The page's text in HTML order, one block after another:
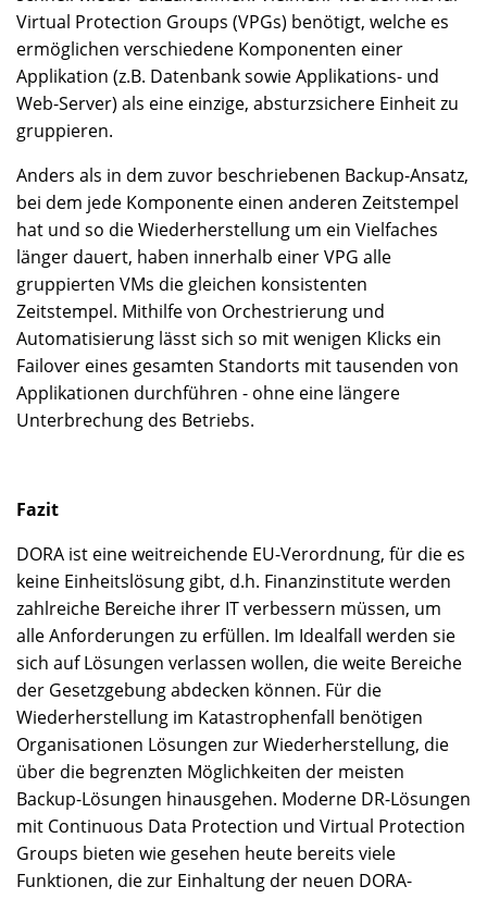
Virtual Protection Groups (VPGs) benötigt, welche es
ermöglichen verschiedene Komponenten einer
Applikation (z.B. Datenbank sowie Applikations- und
Web-Server) als eine einzige, absturzsichere Einheit zu
gruppieren.
Anders als in dem zuvor beschriebenen Backup-Ansatz,
bei dem jede Komponente einen anderen Zeitstempel
hat und so die Wiederherstellung um ein Vielfaches
länger dauert, haben innerhalb einer VPG alle
gruppierten VMs die gleichen konsistenten
Zeitstempel. Mithilfe von Orchestrierung und
Automatisierung lässt sich so mit wenigen Klicks ein
Failover eines gesamten Standorts mit tausenden von
Applikationen durchführen - ohne eine längere
Unterbrechung des Betriebs.
Fazit
DORA ist eine weitreichende EU-Verordnung, für die es
keine Einheitslösung gibt, d.h. Finanzinstitute werden
zahlreiche Bereiche ihrer IT verbessern müssen, um
alle Anforderungen zu erfüllen. Im Idealfall werden sie
sich auf Lösungen verlassen wollen, die weite Bereiche
der Gesetzgebung abdecken können. Für die
Wiederherstellung im Katastrophenfall benötigen
Organisationen Lösungen zur Wiederherstellung, die
über die begrenzten Möglichkeiten der meisten
Backup-Lösungen hinausgehen. Moderne DR-Lösungen
mit Continuous Data Protection und Virtual Protection
Groups bieten wie gesehen heute bereits viele
Funktionen, die zur Einhaltung der neuen DORA-